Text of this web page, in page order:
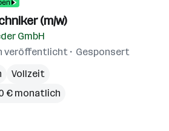
(m/w)
GmbH
veröffentlicht
Gesponsert
Vollzeit
€ monatlich